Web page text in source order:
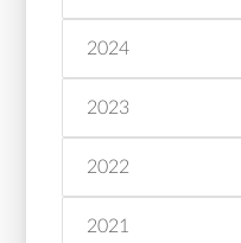
2024
2023
2022
2021